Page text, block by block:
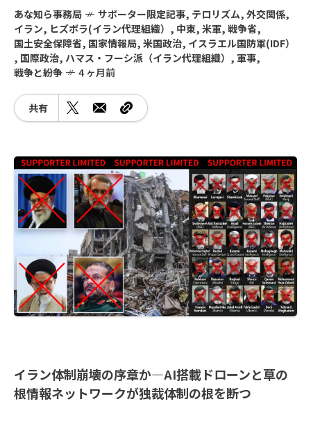
あな知ら事務局 サポーター限定記事, テロリズム, 外交関係,
イラン, ヒズボラ(イラン代理組織） , 中東, 米軍, 戦争省,
国土安全保障省, 国家情報局, 米国政治, イスラエル国防軍(IDF）
, 国際政治, ハマス・フーシ派（イラン代理組織） , 軍事,
戦争と紛争
4 ヶ月前
共有
イラン体制崩壊の序章か—AI搭載ドローンと草の
根情報ネットワークが独裁体制の根を断つ